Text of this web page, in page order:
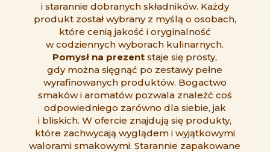
i starannie dobranych składników. Każdy
produkt został wybrany z myślą o osobach,
które cenią jakość i oryginalność
w codziennych wyborach kulinarnych.
Pomysł na prezent staje się prosty,
gdy można sięgnąć po zestawy pełne
wyrafinowanych produktów. Bogactwo
smaków i aromatów pozwala znaleźć coś
odpowiedniego zarówno dla siebie, jak
i bliskich. W ofercie znajdują się produkty,
które zachwycają wyglądem i wyjątkowymi
walorami smakowymi. Starannie zapakowane